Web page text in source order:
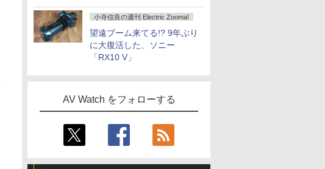
小寺信良の週刊 Electric Zooma!
望遠ブーム来てる!? 9年ぶり
に大復活した、ソニー
「RX10 V」
AV Watch をフォローする